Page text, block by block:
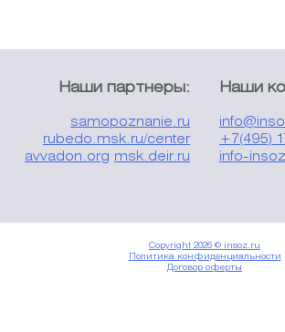
Наши партнеры:
samopoznanie.ru
rubedo.msk.ru/center
avvadon.org msk.deir.ru
Наши
+7(495)
info-insoz
Copyright 2026 © insoz.ru
Политика конфиденциальности
Договор оферты